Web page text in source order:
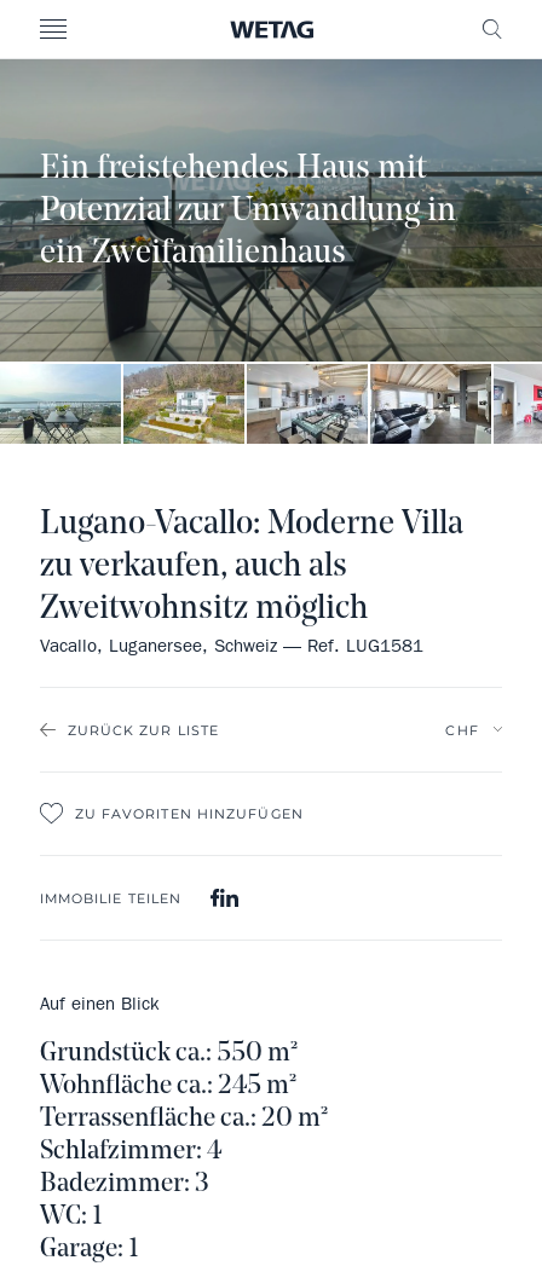
MENU
Ein freistehendes Haus mit
Potenzial zur Umwandlung in
ein Zweifamilienhaus
ZURÜCK ZUR LISTE
ZU FAVORITEN HINZUFÜGEN
IMMOBILIE TEILEN
Lugano-Vacallo: Moderne Villa
zu verkaufen, auch als
Zweitwohnsitz möglich
Vacallo, Luganersee, Schweiz — Ref. LUG1581
Auf einen Blick
Grundstück ca.: 550 m²
Wohnfläche ca.: 245 m²
Terrassenfläche ca.: 20 m²
Schlafzimmer: 4
Badezimmer: 3
WC: 1
Garage: 1